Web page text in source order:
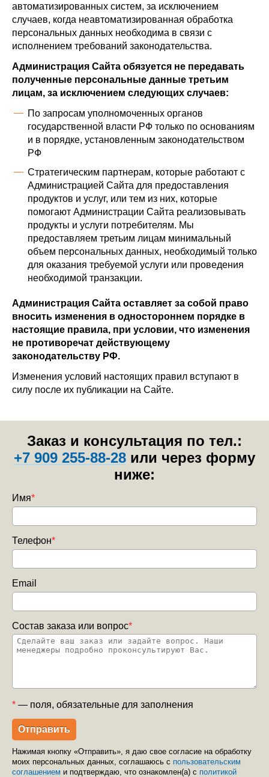
автоматизированных систем, за исключением
случаев, когда неавтоматизированная обработка
персональных данных необходима в связи с
исполнением требований законодательства.
Администрация Сайта обязуется не передавать
полученные персональные данные третьим
лицам, за исключением следующих случаев:
По запросам уполномоченных органов
государственной власти РФ только по основаниям
и в порядке, установленным законодательством
РФ
Стратегическим партнерам, которые работают с
Администрацией Сайта для предоставления
продуктов и услуг, или тем из них, которые
помогают Администрации Сайта реализовывать
продукты и услуги потребителям. Мы
предоставляем третьим лицам минимальный
объем персональных данных, необходимый только
для оказания требуемой услуги или проведения
необходимой транзакции.
Администрация Сайта оставляет за собой право
вносить изменения в одностороннем порядке в
настоящие правила, при условии, что изменения
не противоречат действующему
законодательству РФ.
Изменения условий настоящих правил вступают в
силу после их публикации на Сайте.
Заказ и консультация по тел.:
+7 909 255-88-28 или через форму
ниже:
Имя*
Телефон*
Email
Состав заказа или вопрос*
* — поля, обязательные для заполнения
Нажимая кнопку «Отправить», я даю свое согласие на обработку
моих персональных данных, соглашаюсь с пользовательским
соглашением и подтверждаю, что ознакомлен(а) с политикой